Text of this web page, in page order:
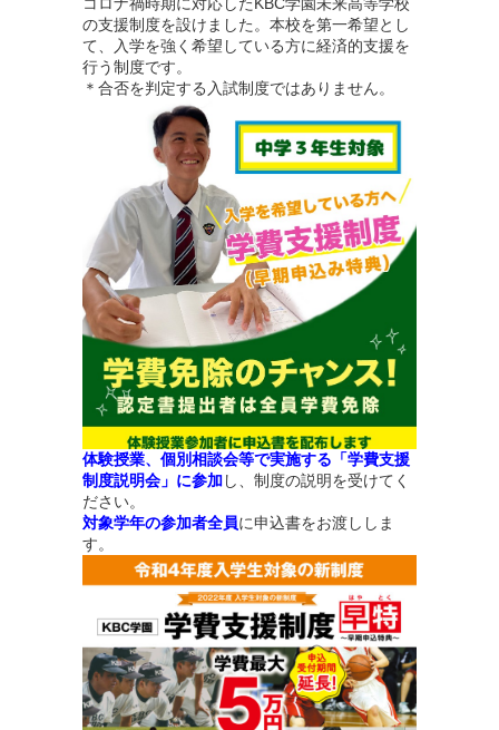
の支援制度を設けました。本校を第一希望とし
て、入学を強く希望している方に経済的支援を
行う制度です。
＊合否を判定する入試制度ではありません。
体験授業、個別相談会等で実施する「学費支援
制度説明会」に参加し、制度の説明を受けてく
ださい。
対象学年の参加者全員に申込書をお渡ししま
す。